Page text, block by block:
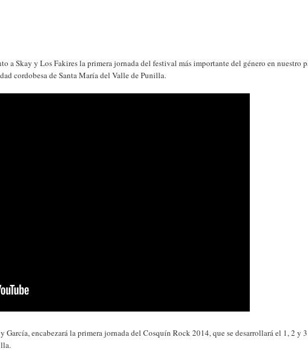
a Skay y Los Fakires la primera jornada del festival más importante del género en nuestro
cordobesa de Santa María del Valle de Punilla.
encabezará la primera jornada del Cosquín Rock 2014, que se desarrollará el 1, 2 y